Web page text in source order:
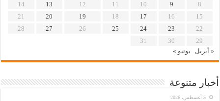
8
9
10
11
12
13
14
15
16
17
18
19
20
21
22
23
24
25
26
27
28
29
30
31
« أبريل
يونيو »
أخبار متنوعة
5 أغسطس، 2026